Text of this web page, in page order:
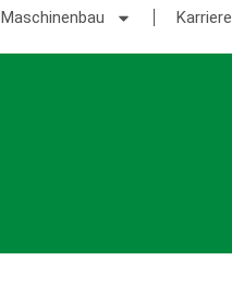
Maschinenbau Karriere